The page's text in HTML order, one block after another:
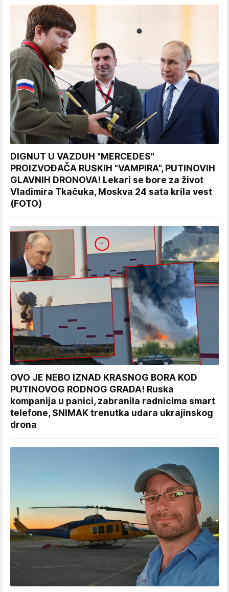
DIGNUT U VAZDUH "MERCEDES"
PROIZVOĐAČA RUSKIH "VAMPIRA", PUTINOVIH
GLAVNIH DRONOVA! Lekari se bore za život
Vladimira Tkačuka, Moskva 24 sata krila vest
(FOTO)
OVO JE NEBO IZNAD KRASNOG BORA KOD
PUTINOVOG RODNOG GRADA! Ruska
kompanija u panici, zabranila radnicima smart
telefone, SNIMAK trenutka udara ukrajinskog
drona